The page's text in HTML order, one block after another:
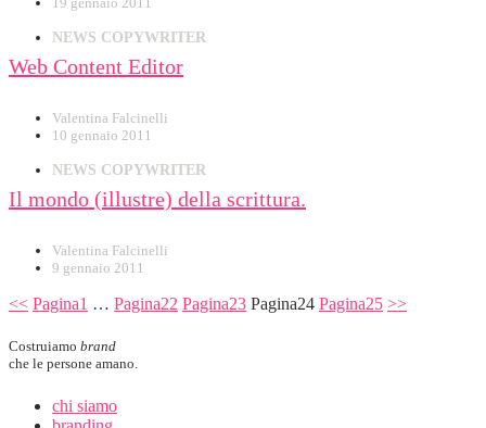
NEWS COPYWRITER
Web Content Editor
Valentina Falcinelli
10 gennaio 2011
NEWS COPYWRITER
Il mondo (illustre) della scrittura.
Valentina Falcinelli
9 gennaio 2011
<< Pagina1 … Pagina22 Pagina23 Pagina24 Pagina25 >>
Costruiamo brand
che le persone amano.
chi siamo